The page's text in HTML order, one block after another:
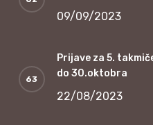
09/09/2023
Prijave za 5.
do 30.oktobra
22/08/2023